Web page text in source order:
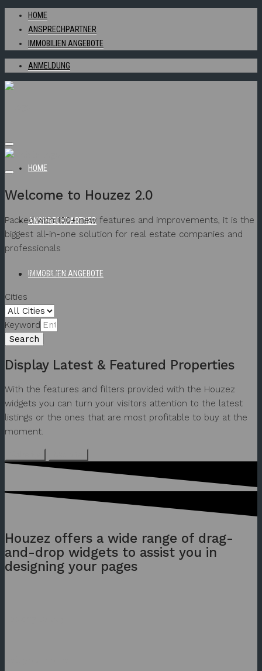
HOME
ANSPRECHPARTNER
IMMOBILIEN ANGEBOTE
ANMELDUNG
HOME
ANSPRECHPARTNER
IMMOBILIEN ANGEBOTE
Welcome to Houzez 2.0
Packed with 100+ new features and improvements, it is the
biggest all-in-one solution for real estate companies and
professionals
All Status
Cities
Keyword
Search
Display Latest & Featured Properties
With the features and filters provided with the Houzez
widgets you can turn your visitors attention to the latest
listings or the ones that are most profitable to buy at the
moment.
Houzez offers a wide range of drag-
and-drop widgets to assist you in
designing your pages